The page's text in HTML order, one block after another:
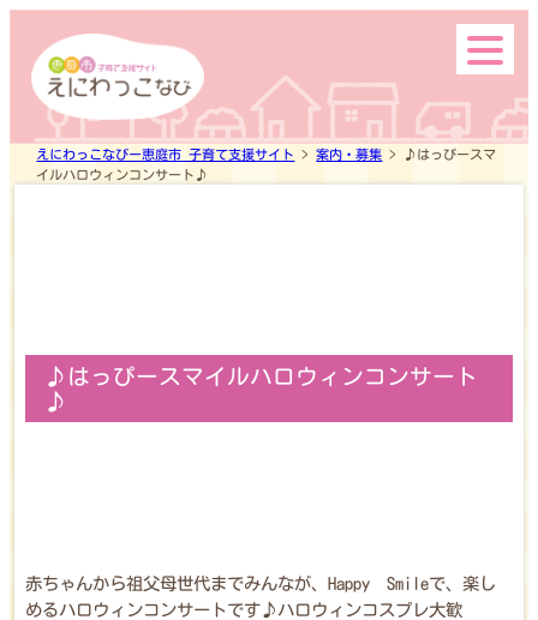
えにわっこなびー恵庭市 子育て支援サイト >案内・募集 >
♪はっぴースマ
イルハロウィンコンサート♪
♪はっぴースマイルハロウィンコンサート
♪
赤ちゃんから祖父母世代までみんなが、Happy Smileで、楽し
めるハロウィンコンサートです♪ハロウィンコスプレ大歓
top